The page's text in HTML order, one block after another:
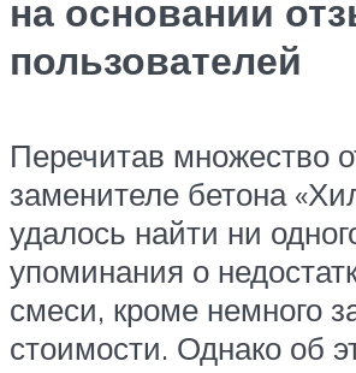
на основании
пользователей
Перечитав множество
заменителе бетона
удалось найти ни
упоминания о
смеси, кроме немного
стоимости. Однако об